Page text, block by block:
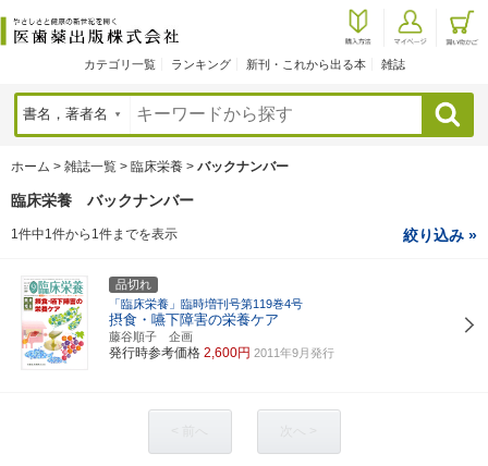
カテゴリ一覧 ランキング 新刊・これから出る本 雑誌
検索
ホーム > 雑誌一覧 > 臨床栄養 > バックナンバー
臨床栄養 バックナンバー
1件中1件から1件までを表示 絞り込み »
品切れ
「臨床栄養」臨時増刊号第119巻4号
摂食・嚥下障害の栄養ケア
藤谷順子 企画
発行時参考価格 2,600円 2011年9月発行